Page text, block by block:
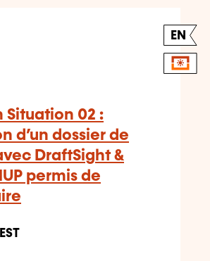
EN
Situation 02 :
d’un dossier de
DraftSight &
permis de